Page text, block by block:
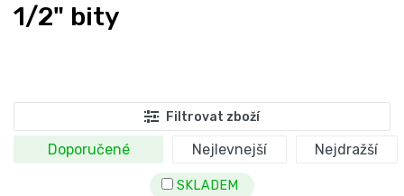
1/2" bity
Filtrovat zboží
Doporučené Nejlevnejší Nejdražší
SKLADEM